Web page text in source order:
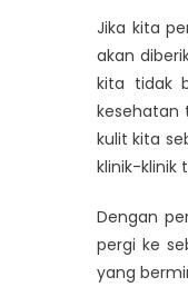
Jika kita
akan
kita tidak
kesehatan
kulit kita
klinik-klinik
Dengan
pergi ke
yang